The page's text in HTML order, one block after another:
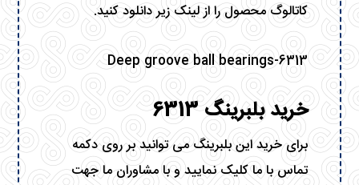
کاتالوگ محصول را از لینک زیر دانلود کنید.
Deep groove ball bearings-6313
خرید بلبرینگ 6313
برای خرید این بلبرینگ می توانید بر روی دکمه
تماس با ما کلیک نمایید و با مشاوران ما جهت